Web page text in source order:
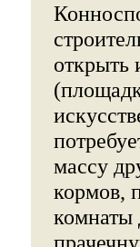
открыть
массу
кормов,
комнаты